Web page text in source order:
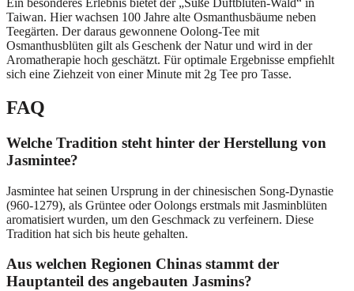
Ein besonderes Erlebnis bietet der „Süße Duftblüten-Wald“ in
Taiwan. Hier wachsen 100 Jahre alte Osmanthusbäume neben
Teegärten. Der daraus gewonnene Oolong-Tee mit
Osmanthusblüten gilt als Geschenk der Natur und wird in der
Aromatherapie hoch geschätzt. Für optimale Ergebnisse empfiehlt
sich eine Ziehzeit von einer Minute mit 2g Tee pro Tasse.
FAQ
Welche Tradition steht hinter der Herstellung von
Jasmintee?
Jasmintee hat seinen Ursprung in der chinesischen Song-Dynastie
(960-1279), als Grüntee oder Oolongs erstmals mit Jasminblüten
aromatisiert wurden, um den Geschmack zu verfeinern. Diese
Tradition hat sich bis heute gehalten.
Aus welchen Regionen Chinas stammt der
Hauptanteil des angebauten Jasmins?